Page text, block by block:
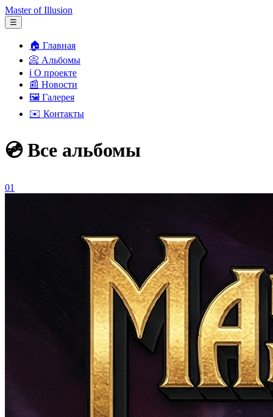
Master of Illusion
☰
🏠 Главная
📀 Альбомы
ℹ️ О проекте
📰 Новости
🖼️ Галерея
✉️ Контакты
💿 Все альбомы
01